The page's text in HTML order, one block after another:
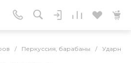
/ Перкуссия, барабаны / Ударные